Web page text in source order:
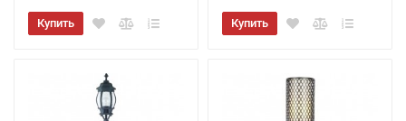
Купить Купить